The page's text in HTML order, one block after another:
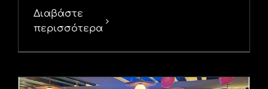
Διαβάστε
περισσότερα